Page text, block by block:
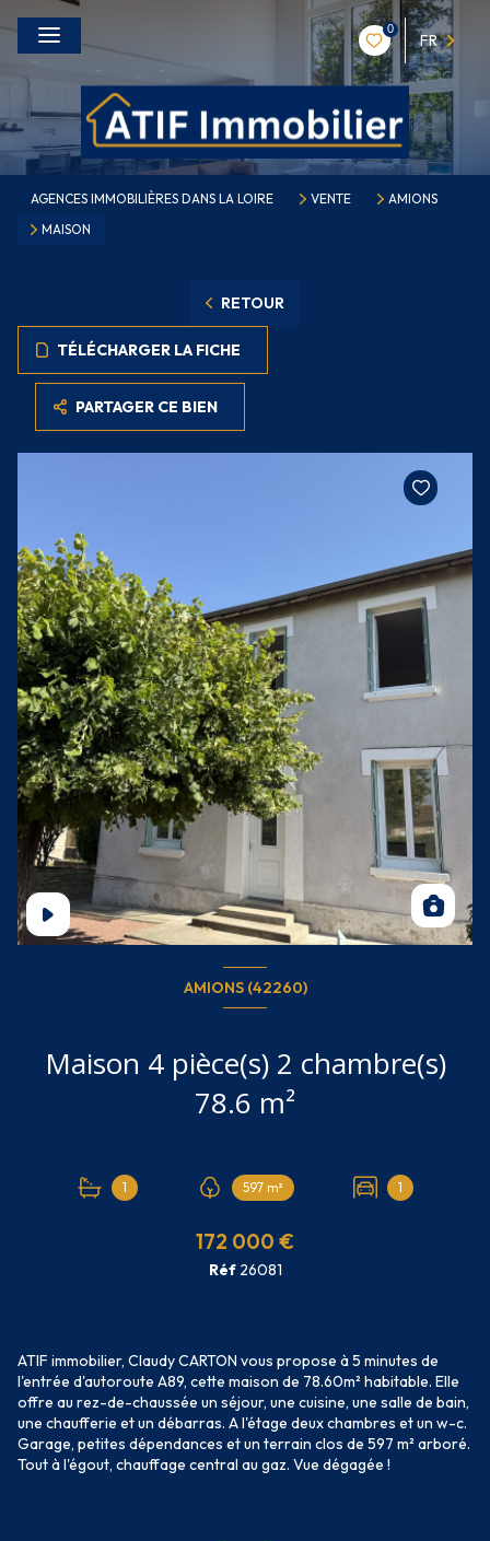
0
FR
AGENCES IMMOBILIÈRES DANS LA LOIRE VENTE
AMIONS
MAISON
RETOUR
TÉLÉCHARGER LA FICHE
PARTAGER CE BIEN
AMIONS (42260)
Maison 4 pièce(s) 2 chambre(s)
78.6 m²
1 597 m² 1
172 000 €
Réf 26081
ATIF immobilier, Claudy CARTON vous propose à 5 minutes de
l'entrée d'autoroute A89, cette maison de 78.60m² habitable. Elle
offre au rez-de-chaussée un séjour, une cuisine, une salle de bain,
une chaufferie et un débarras. A l'étage deux chambres et un w-c.
Garage, petites dépendances et un terrain clos de 597 m² arboré.
Tout à l'égout, chauffage central au gaz. Vue dégagée !